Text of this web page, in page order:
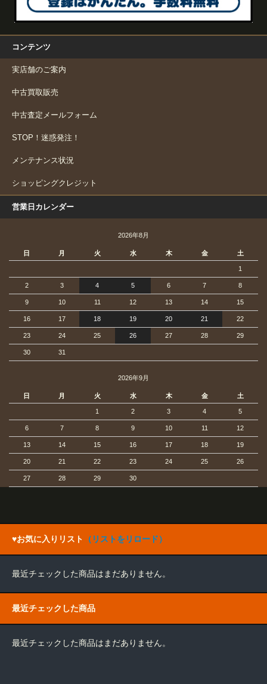
コンテンツ
実店舗のご案内
中古買取販売
中古査定メールフォーム
STOP！迷惑発注！
メンテナンス状況
ショッピングクレジット
営業日カレンダー
2026年8月
日 月 火 水 木 金 土
1
2 3 4 5 6 7 8
9 10 11 12 13 14 15
16 17 18 19 20 21 22
23 24 25 26 27 28 29
30 31
2026年9月
日 月 火 水 木 金 土
1 2 3 4 5
6 7 8 9 10 11 12
13 14 15 16 17 18 19
20 21 22 23 24 25 26
27 28 29 30
♥お気に入りリスト （リストをリロード）
最近チェックした商品はまだありません。
最近チェックした商品
最近チェックした商品はまだありません。